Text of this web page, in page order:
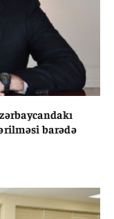
barədə